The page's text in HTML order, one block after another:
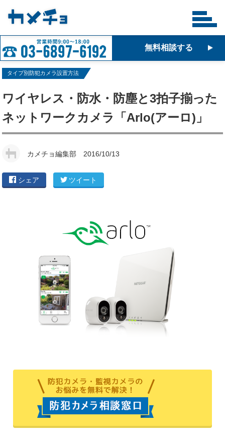
無料相談する
タイプ別防犯カメラ設置方法
ワイヤレス・防水・防塵と3拍子揃った
ネットワークカメラ「Arlo(アーロ)」
カメチョ編集部 2016/10/13
シェア ツイート